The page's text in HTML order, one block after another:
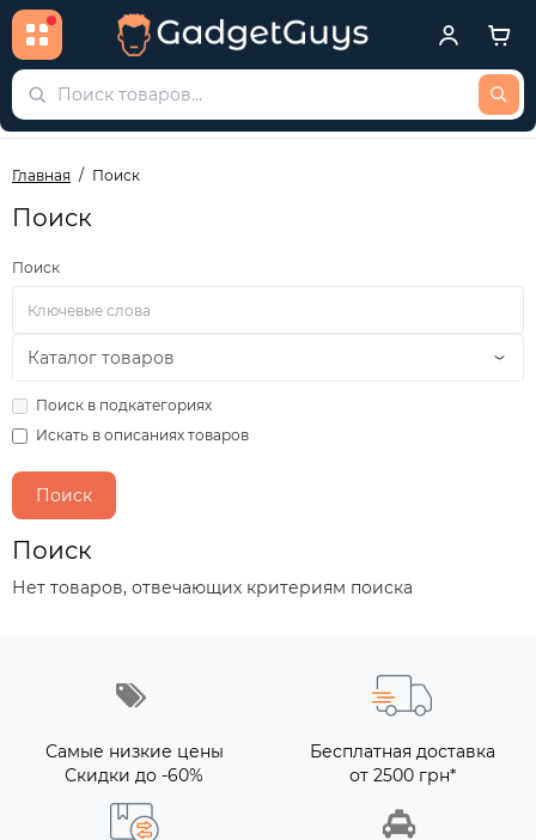
Главная Поиск
Поиск
Поиск
Поиск в подкатегориях
Искать в описаниях товаров
Поиск
Нет товаров, отвечающих критериям поиска
Самые низкие цены
Скидки до -60%
Бесплатная доставка
от 2500 грн*